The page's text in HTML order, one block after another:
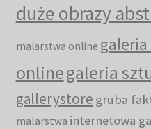
duże obrazy
malarstwa online
onlinegaleria
gallerystore gruba
malarstwa internetowa